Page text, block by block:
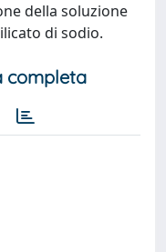
della soluzione
di sodio.
completa